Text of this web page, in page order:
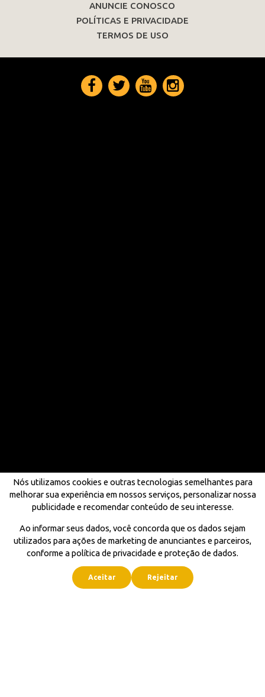
ANUNCIE CONOSCO
POLÍTICAS E PRIVACIDADE
TERMOS DE USO
Nós utilizamos cookies e outras tecnologias semelhantes para
melhorar sua experiência em nossos serviços, personalizar nossa
publicidade e recomendar conteúdo de seu interesse.
Ao informar seus dados, você concorda que os dados sejam
utilizados para ações de marketing de anunciantes e parceiros,
conforme a política de privacidade e proteção de dados.
Aceitar Rejeitar